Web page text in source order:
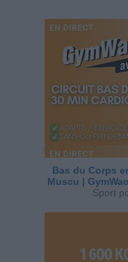
Bas du Corps
Muscu |
Sport